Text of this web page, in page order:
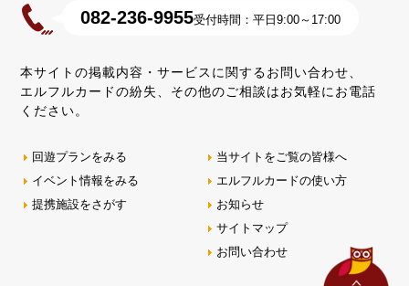
082-236-9955受付時間：平日9:00～17:00
本サイトの掲載内容・サービスに関するお問い合わせ、
エルフルカードの紛失、その他のご相談はお気軽にお電話
ください。
回遊プランをみる
イベント情報をみる
提携施設をさがす
当サイトをご覧の皆様へ
エルフルカードの使い方
お知らせ
サイトマップ
お問い合わせ